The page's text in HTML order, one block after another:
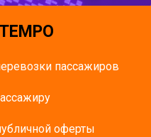
пассажиров
оферты